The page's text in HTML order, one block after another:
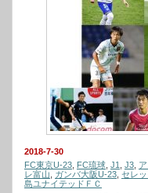
2018-7-30
FC東京U-23 FC琉球 J1 J3
レ富山
ガンバ大阪U-23 セレ
島ユナイテッドＦＣ